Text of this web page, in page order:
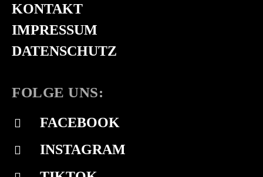
KONTAKT
IMPRESSUM
DATENSCHUTZ
FOLGE UNS:
FACEBOOK
INSTAGRAM